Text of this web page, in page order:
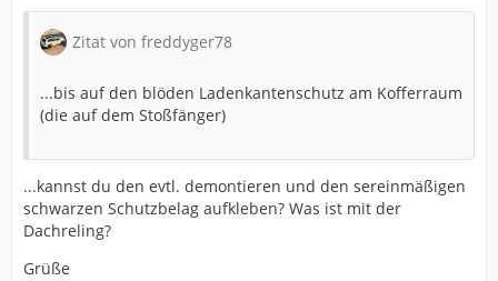
Zitat von freddyger78
...bis auf den blöden Ladenkantenschutz am Kofferraum
(die auf dem Stoßfänger)
...kannst du den evtl. demontieren und den sereinmäßigen
schwarzen Schutzbelag aufkleben? Was ist mit der
Dachreling?
Grüße